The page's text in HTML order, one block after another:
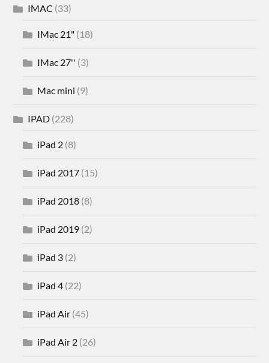
IMAC (33)
IMac 21" (18)
IMac 27'' (3)
Mac mini (9)
IPAD (228)
iPad 2 (8)
iPad 2017 (15)
iPad 2018 (8)
iPad 2019 (2)
iPad 3 (2)
iPad 4 (22)
iPad Air (45)
iPad Air 2 (26)